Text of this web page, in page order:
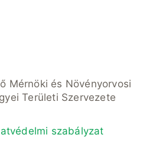
Mérnöki és Növényorvosi
Területi Szervezete
szabályzat